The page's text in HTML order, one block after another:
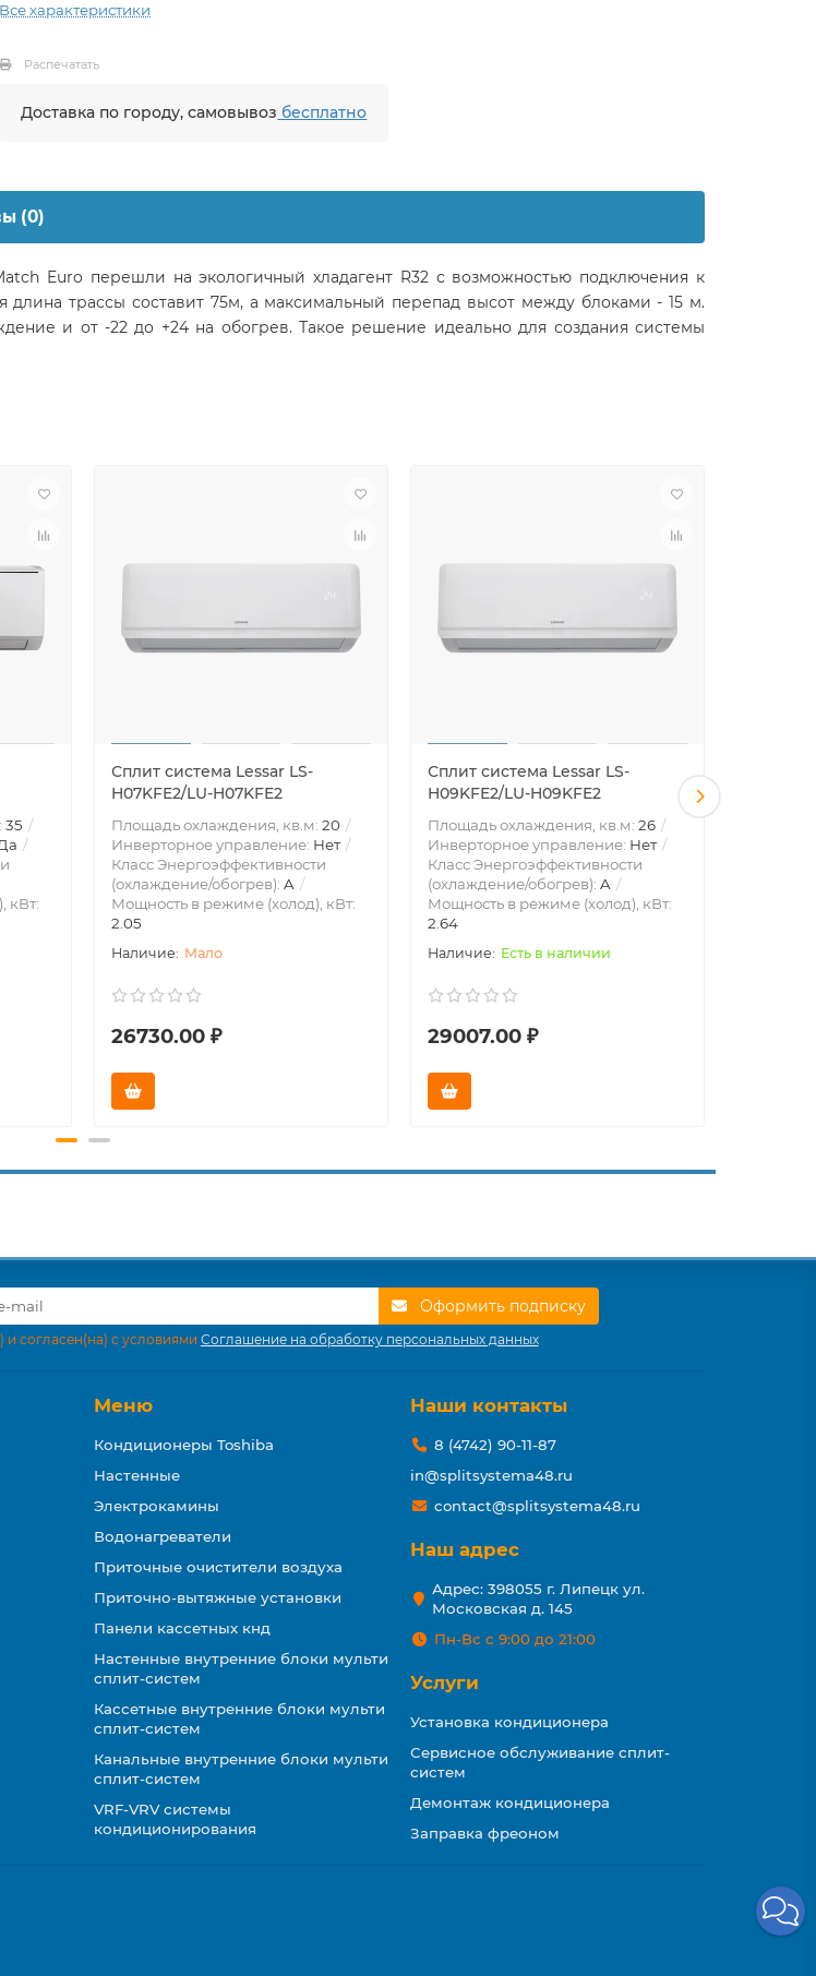
Все характеристики
Распечатать
Доставка по городу, самовывоз бесплатно
(0)
Euro перешли на экологичный хладагент R32 с возможностью подключения к
трассы составит 75м, а максимальный перепад высот между блоками - 15 м.
и от -22 до +24 на обогрев. Такое решение идеально для создания системы
35
кВт:
Сплит система Lessar LS-
H07KFE2/LU-H07KFE2
Площадь охлаждения, кв.м: 20
Инверторное управление: Нет
Класс Энергоэффективности
(охлаждение/обогрев): A
Мощность в режиме (холод), кВт:
2.05
Мало
26730.00 ₽
Сплит система Lessar LS-
H09KFE2/LU-H09KFE2
Площадь охлаждения, кв.м: 26
Инверторное управление: Нет
Класс Энергоэффективности
(охлаждение/обогрев): A
Мощность в режиме (холод), кВт:
2.64
Есть в наличии
29007.00 ₽
Оформить подписку
и согласен(на) с условиями Соглашение на обработку персональных данных
Меню
Кондиционеры Toshiba
Настенные
Электрокамины
Водонагреватели
Приточные очистители воздуха
Приточно-вытяжные установки
Панели кассетных кнд
Настенные внутренние блоки мульти
сплит-систем
Кассетные внутренние блоки мульти
сплит-систем
Канальные внутренние блоки мульти
сплит-систем
VRF-VRV системы
кондиционирования
Наши контакты
8 (4742) 90-11-87
in@splitsystema48.ru
contact@splitsystema48.ru
Наш адрес
Адрес: 398055 г. Липецк ул.
Московская д. 145
Пн-Вс с 9:00 до 21:00
Услуги
Установка кондиционера
Сервисное обслуживание сплит-
систем
Демонтаж кондиционера
Заправка фреоном